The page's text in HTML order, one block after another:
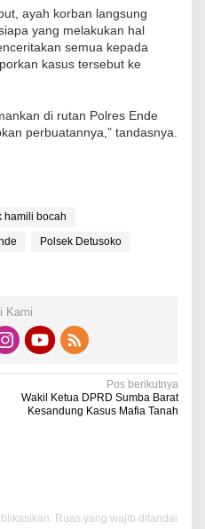
ayah korban langsung
yang melakukan hal
semua kepada
kasus tersebut ke
di rutan Polres Ende
perbuatannya,” tandasnya.
hamili bocah
Polsek Detusoko
Kami
Pos berikutnya
Wakil Ketua DPRD Sumba Barat
Kesandung Kasus Mafia Tanah
Ruas yang wajib ditandai